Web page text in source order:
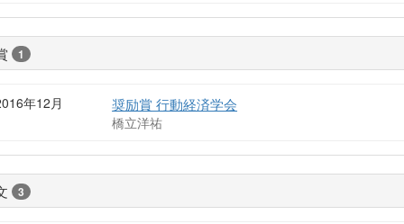
1
年12月 奨励賞 行動経済学会
橋立洋祐
3